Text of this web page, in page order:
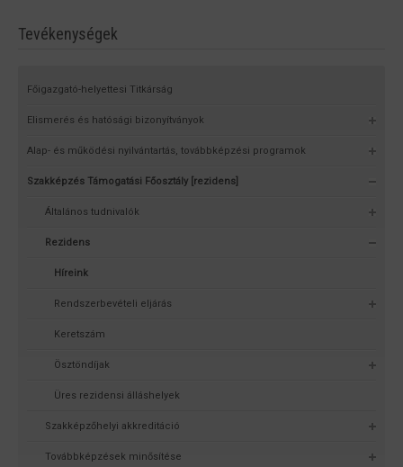
Tevékenységek
Főigazgató-helyettesi Titkárság
Elismerés és hatósági bizonyítványok
Alap- és működési nyilvántartás, továbbképzési programok
Szakképzés Támogatási Főosztály [rezidens]
Általános tudnivalók
Rezidens
Híreink
Rendszerbevételi eljárás
Keretszám
Ösztöndíjak
Üres rezidensi álláshelyek
Szakképzőhelyi akkreditáció
Továbbképzések minősítése